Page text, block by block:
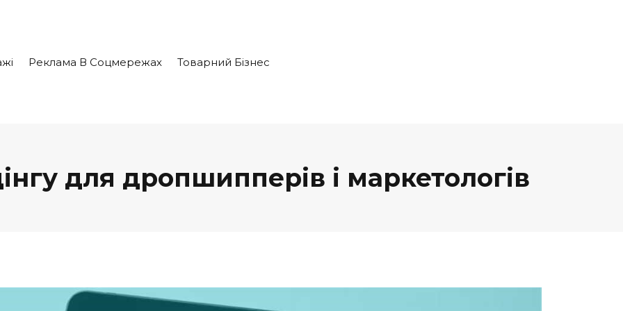
Реклама В Соцмережах Товарний Бізнес
для дропшипперів і маркетологів